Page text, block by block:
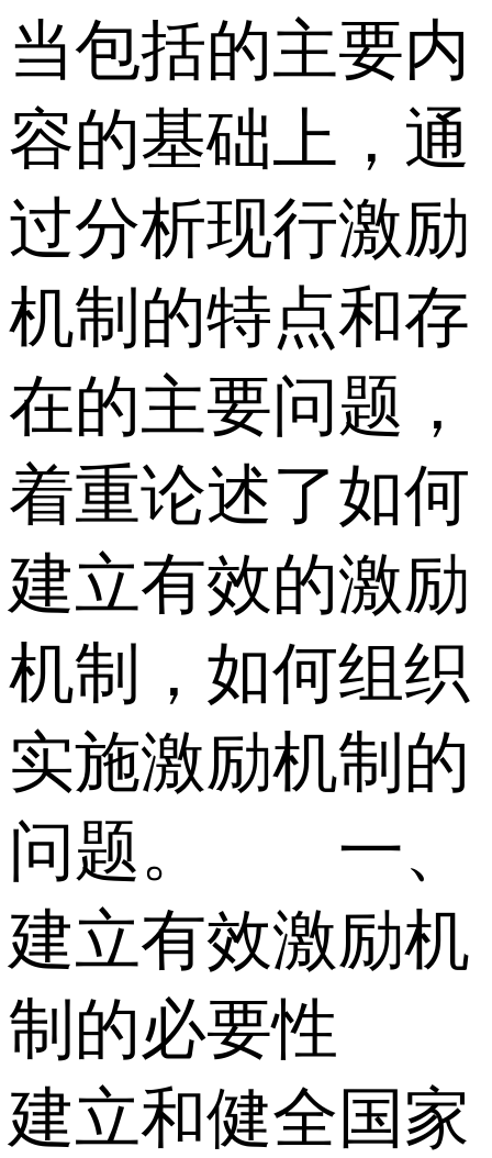
当包括的主要内
容的基础上，通
过分析现行激励
机制的特点和存
在的主要问题，
着重论述了如何
建立有效的激励
机制，如何组织
实施激励机制的
问题。 一、
建立有效激励机
制的必要性
建立和健全国家